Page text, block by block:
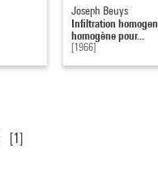
Joseph Beuys
Infiltration
homogène pour...
[1966]
[1]